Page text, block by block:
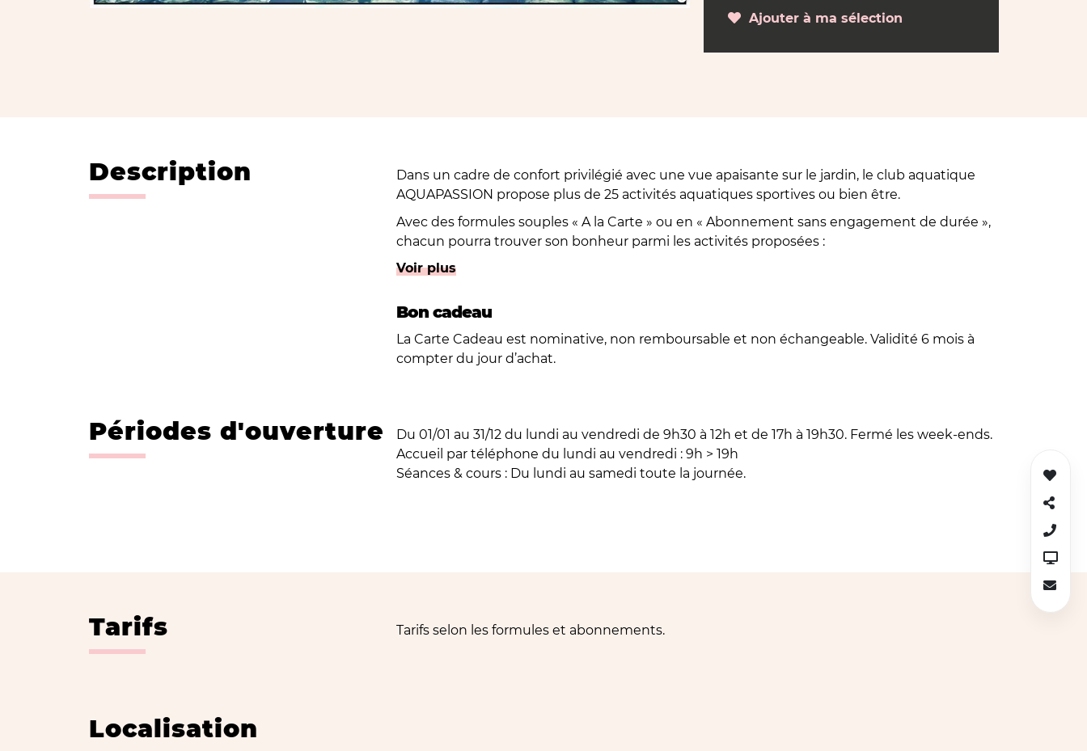
Ajouter à ma sélection
Description
Dans un cadre de confort privilégié avec une vue apaisante sur le jardin, le club aquatique
AQUAPASSION propose plus de 25 activités aquatiques sportives ou bien être.
Avec des formules souples « A la Carte » ou en « Abonnement sans engagement de durée »,
chacun pourra trouver son bonheur parmi les activités proposées :
° Aqua’BIKE, Aqua'DYNAMIC, Aqua'GYM, Aqua’DUO, Aqua’CIRCUIT, Aqua’SVELTE,
° Natation adultes et enfants à partir de 18 mois
AQUAPASSION : le club 100% sympa !
Voir plus
Bon cadeau
La Carte Cadeau est nominative, non remboursable et non échangeable. Validité 6 mois à
compter du jour d’achat.
Périodes d'ouverture
Du 01/01 au 31/12 du lundi au vendredi de 9h30 à 12h et de 17h à 19h30. Fermé les week-ends.
Accueil par téléphone du lundi au vendredi : 9h > 19h
Séances & cours : Du lundi au samedi toute la journée.
Tarifs Tarifs selon les formules et abonnements.
Localisation